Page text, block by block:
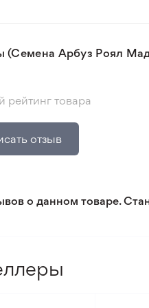
(Семена Арбуз Роял
рейтинг товара
отзыв
о данном товаре.